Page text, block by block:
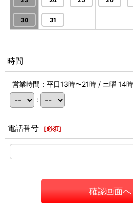
30 31
時間
営業時間：平日13時〜21時 / 土曜 14
:
電話番号 [必須]
確認画面へ